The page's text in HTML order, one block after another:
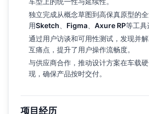
独立完成从概念草图到高保真原型的
用Sketch Figma Axure RP等工具
通过用户访谈和可用性测试，发现并
互痛点，提升了用户操作流畅度。
与供应商合作，推动设计方案在车载
现，确保产品按时交付。
项目经历